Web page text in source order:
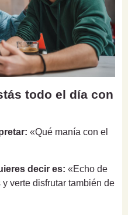
todo el día con
«Qué manía con el
decir es: «Echo de
verte disfrutar también de